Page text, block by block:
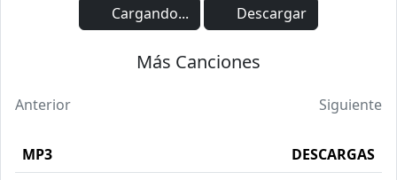
Cargando...
Descargar
Más Canciones
Anterior Siguiente
MP3
DESCARGAS